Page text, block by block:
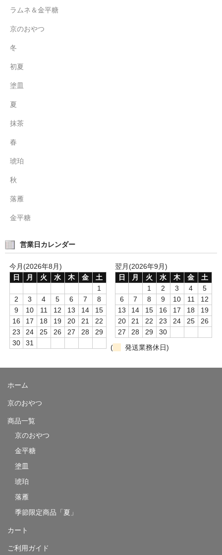
ラムネ＆金平糖
京のおやつ
冬
初夏
塗皿
夏
抹茶
春
琥珀
秋
落雁
金平糖
営業日カレンダー
今月(2026年8月)
日
月 火 水 木 金
土
1
2
3 4 5 6 7
8
9
10 11 12 13 14
15
16
17 18 19 20 21
22
23
24 25 26 27 28
29
30
31
翌月(2026年9月)
日
月 火 水 木 金
土
1
2 3 4
5
6
7 8 9 10 11
12
13
14 15 16 17 18
19
20
21 22 23 24 25
26
27
28 29
30
(
発送業務休日)
ホーム
京のおやつ
商品一覧
京のおやつ
金平糖
塗皿
琥珀
落雁
季節限定商品「夏」
カート
ご利用ガイド